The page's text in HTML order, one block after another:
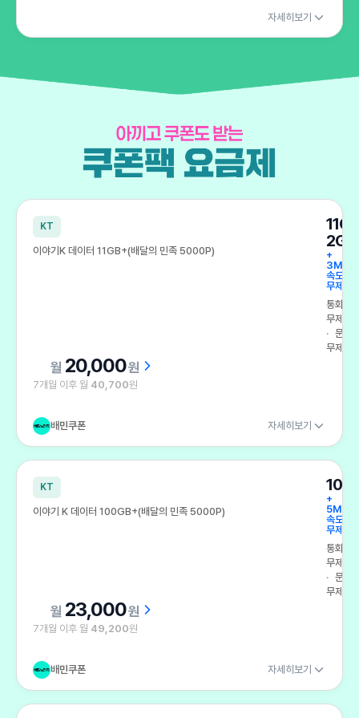
자세히보기
아끼고 쿠폰도 받는 쿠폰팩 요금제
KT
이야기K 데이터 11GB+(배달의 민족 5000P)
2GB
+
속도
무제한
통화
무제한
문자
무제한
20,000원
7개월 이후 월 40,700원
배민쿠폰 자세히보기
KT
이야기 K 데이터 100GB+(배달의 민족 5000P)
+
속도
무제한
통화
무제한
문자
무제한
23,000원
7개월 이후 월 49,200원
배민쿠폰 자세히보기